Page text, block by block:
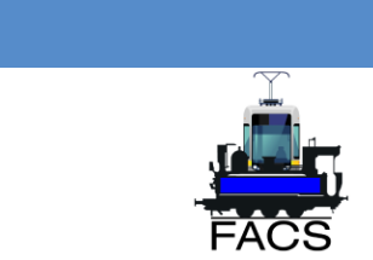
contenu
principale